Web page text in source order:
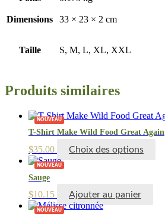
Dimensions 33 × 23 × 2 cm
Taille S, M, L, XL, XXL
Produits similaires
NOUVEAU
T-Shirt Make Wild Food Great Again
$35.00 Choix des options
NOUVEAU
Sauge
$10.15 Ajouter au panier
NOUVEAU